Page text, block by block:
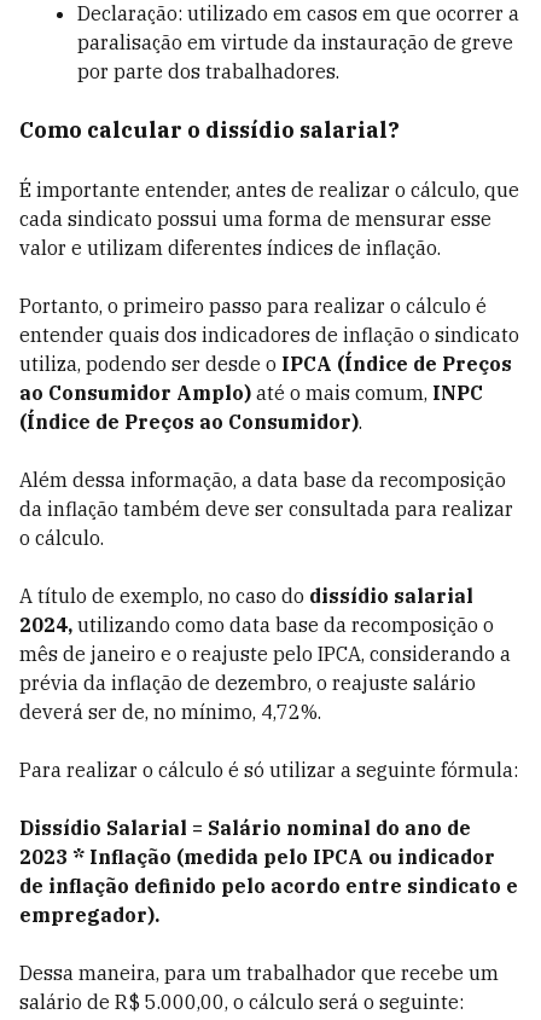
Declaração: utilizado em casos em que ocorrer a
paralisação em virtude da instauração de greve
por parte dos trabalhadores.
Como calcular o dissídio salarial?
É importante entender, antes de realizar o cálculo, que
cada sindicato possui uma forma de mensurar esse
valor e utilizam diferentes índices de inflação.
Portanto, o primeiro passo para realizar o cálculo é
entender quais dos indicadores de inflação o sindicato
utiliza, podendo ser desde o IPCA (Índice de Preços
ao Consumidor Amplo) até o mais comum, INPC
(Índice de Preços ao Consumidor).
Além dessa informação, a data base da recomposição
da inflação também deve ser consultada para realizar
o cálculo.
A título de exemplo, no caso do dissídio salarial
2024, utilizando como data base da recomposição o
mês de janeiro e o reajuste pelo IPCA, considerando a
prévia da inflação de dezembro, o reajuste salário
deverá ser de, no mínimo, 4,72%.
Para realizar o cálculo é só utilizar a seguinte fórmula:
Dissídio Salarial = Salário nominal do ano de
2023 * Inflação (medida pelo IPCA ou indicador
de inflação definido pelo acordo entre sindicato e
empregador).
Dessa maneira, para um trabalhador que recebe um
salário de R$ 5.000,00, o cálculo será o seguinte: